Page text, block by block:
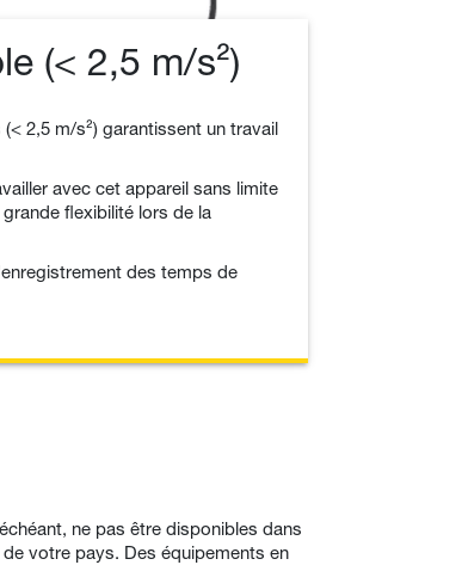
(< 2,5 m/s²)
2,5 m/s²) garantissent un travail
avec cet appareil sans limite
flexibilité lors de la
des temps de
ne pas être disponibles dans
votre pays. Des équipements en